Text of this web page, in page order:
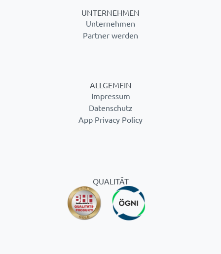
UNTERNEHMEN
Unternehmen
Partner werden
ALLGEMEIN
Impressum
Datenschutz
App Privacy Policy
QUALITÄT